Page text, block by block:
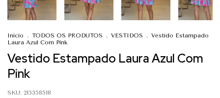
Início . TODOS OS PRODUTOS . VESTIDOS . Vestido Estampado
Laura Azul Com Pink
Vestido Estampado Laura Azul Com
Pink
SKU: 215358518